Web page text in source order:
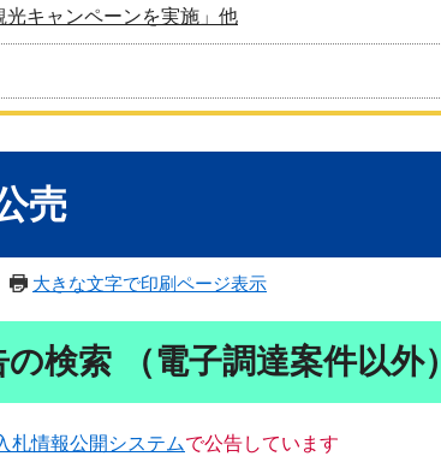
キャンペーンを実施」他
売
大きな文字で印刷ページ表示
検索 （電子調達案件以外）
札情報公開システムで公告しています